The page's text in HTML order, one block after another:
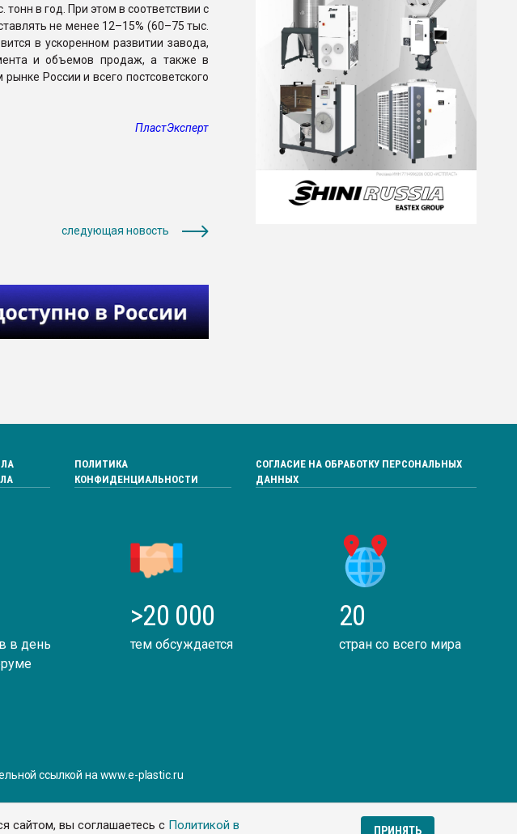
сайтом, вы соглашаетесь с Политикой в ПРИНЯТЬ
в год. При этом в соответствии с
не менее 12–15% (60–75 тыс.
в ускоренном развитии завода,
и объемов продаж, а также в
России и всего постсоветского
ПластЭксперт
следующая новость
ПОЛИТИКА
КОНФИДЕНЦИАЛЬНОСТИ
СОГЛАСИЕ НА ОБРАБОТКУ ПЕРСОНАЛЬНЫХ
ДАННЫХ
в день
>20 000
тем обсуждается
20
стран со всего мира
ссылкой на www.e-plastic.ru